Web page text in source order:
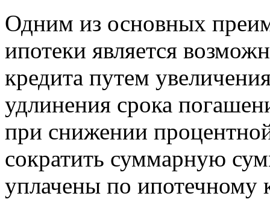
Одним из основных
ипотеки является
кредита путем
удлинения срока
при снижении
сократить суммарную
уплачены по ипотечному